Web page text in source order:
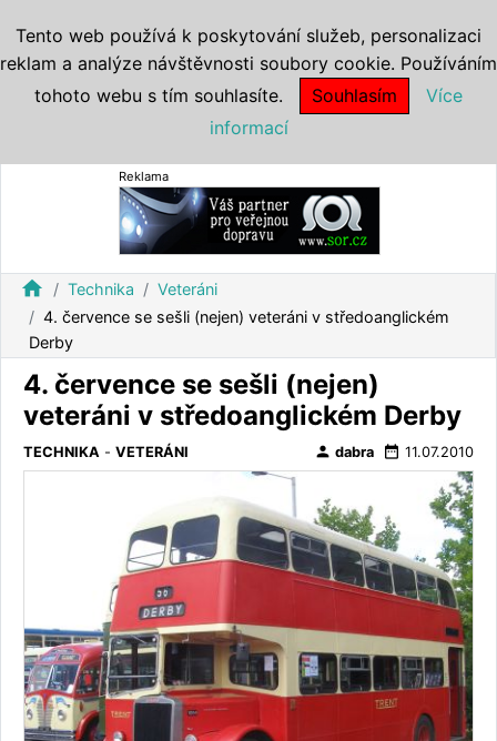
Reklama
home Technika
Veteráni
4. července se sešli (nejen) veteráni v středoanglickém
Derby
4. července se sešli (nejen)
veteráni v středoanglickém Derby
TECHNIKA - VETERÁNI person dabra date_range 11.07.2010
Tento web používá k poskytování služeb, personalizaci
reklam a analýze návštěvnosti soubory cookie. Používáním
tohoto webu s tím souhlasíte.
Souhlasím
Více
informací